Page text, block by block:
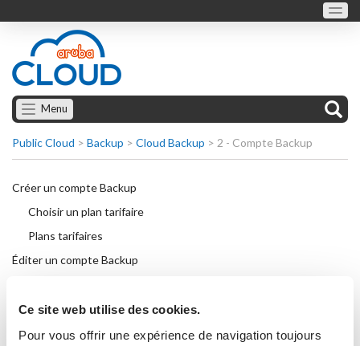
Ce site web utilise des cookies.
Pour vous offrir une expérience de navigation toujours
Menu
Public Cloud > Backup > Cloud Backup > 2 - Compte Backup
Créer un compte Backup
Choisir un plan tarifaire
Plans tarifaires
Éditer un compte Backup
Modifier le mot de passe d'un compte Backup
Supprimer un compte Backup